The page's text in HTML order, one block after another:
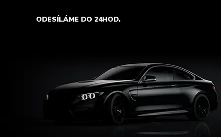
ODESÍLÁME DO 24HOD.